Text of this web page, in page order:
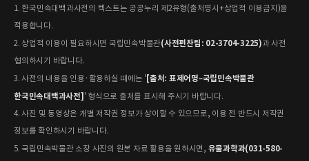
1. 한국민속대백과사전의 텍스트는 공공누리 제2유형(출처명시+상업적 이용금지)을
적용합니다.
2. 상업적 이용이 필요하시면 국립민속박물관(사전편찬팀: 02-3704-3225)과 사전
협의하시기 바랍니다.
3. 사전의 내용을 인용·활용하실 때에는 ' [출처: 표제어명–국립민속박물관
한국민속대백과사전] ' 형식으로 출처를 표시해 주시기 바랍니다.
4. 사진 및 동영상은 개별 저작권 정보가 상이할 수 있으므로, 이용 전 반드시 저작권
정보를 확인하시기 바랍니다.
5. 국립민속박물관 소장 사진의 원본 자료 활용을 원하시면, 유물과학과(031-580-